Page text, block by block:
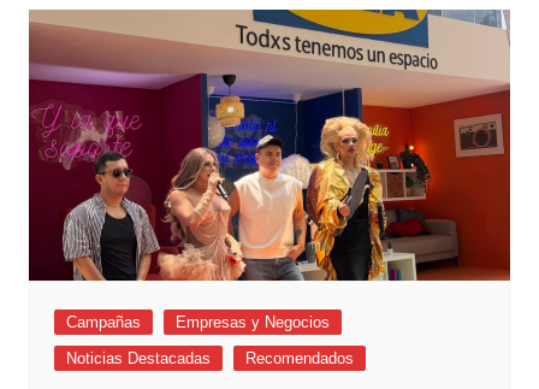
Campañas
Empresas y Negocios
Noticias Destacadas
Recomendados